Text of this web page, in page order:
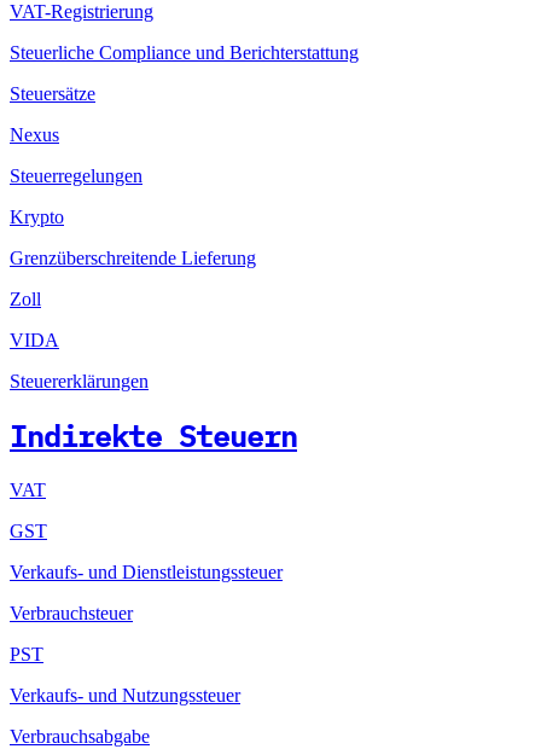
VAT-Registrierung
Steuerliche Compliance und Berichterstattung
Steuersätze
Nexus
Steuerregelungen
Krypto
Grenzüberschreitende Lieferung
Zoll
VIDA
Steuererklärungen
Indirekte Steuern
VAT
GST
Verkaufs- und Dienstleistungssteuer
Verbrauchsteuer
PST
Verkaufs- und Nutzungssteuer
Verbrauchsabgabe